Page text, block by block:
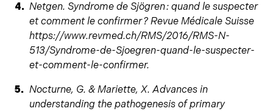
Netgen. Syndrome de Sjögren : quand le suspecter
et comment le confirmer ? Revue Médicale Suisse
https://www.revmed.ch/RMS/2016/RMS-N-
513/Syndrome-de-Sjoegren-quand-le-suspecter-
et-comment-le-confirmer.
Nocturne, G. & Mariette, X. Advances in
understanding the pathogenesis of primary